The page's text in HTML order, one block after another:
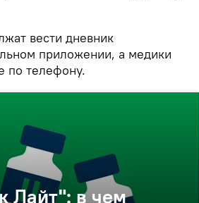
вести дневник
приложении, а медики
по телефону.
Лайт": в чем